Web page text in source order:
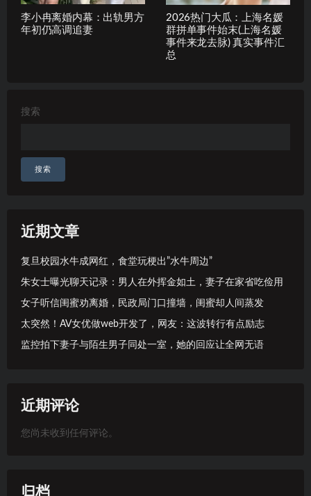
李小冉离婚内幕：出轨男方
年初仍高调追妻
2026热门大瓜：上海名媛
群拼单事件始末(上海名媛
事件来龙去脉) 真实事件汇
总
搜索
搜索
近期文章
复旦校园水牛成网红，食堂玩梗出”水牛周边”
朱女士曝光聊天记录：男人在外挥金如土，妻子在家省吃俭用
女子听信闺蜜劝离婚，民政局门口撞墙，闺蜜却人间蒸发
太突然！AV女优做web开发了，网友：这波转行有点励志
监控拍下妻子与陌生男子同处一室，她的回应让全网无语
近期评论
您尚未收到任何评论。
归档